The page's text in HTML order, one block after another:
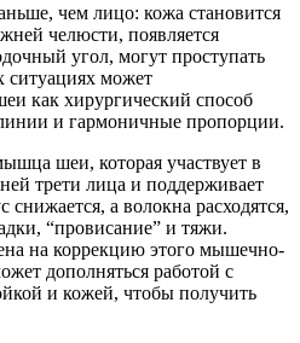
чем лицо: кожа становится
челюсти, появляется
угол, могут проступать
ситуациях может
как хирургический способ
и гармоничные пропорции.
шеи, которая участвует в
трети лица и поддерживает
снижается, а волокна расходятся,
“провисание” и тяжи.
на коррекцию этого мышечно-
дополняться работой с
и кожей, чтобы получить